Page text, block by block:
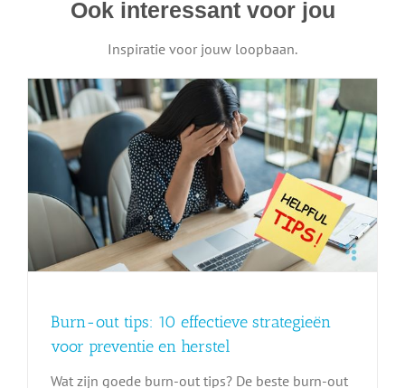
Ook interessant voor jou
Inspiratie voor jouw loopbaan.
Burn-out tips: 10 effectieve strategieën
voor preventie en herstel
Wat zijn goede burn-out tips? De beste burn-out